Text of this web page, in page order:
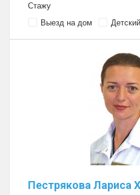
Стажу
Выезд на дом
Пестрякова Лариса